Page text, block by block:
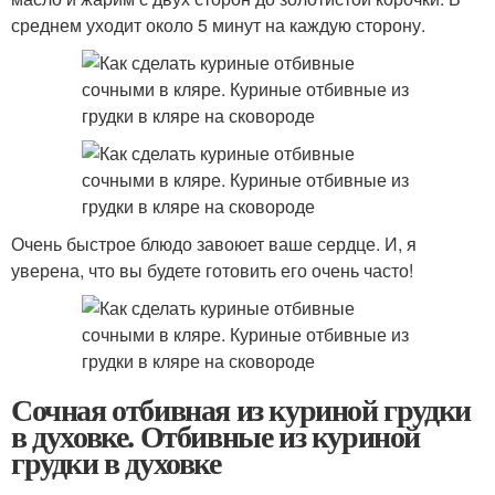
среднем уходит около 5 минут на каждую сторону.
Очень быстрое блюдо завоюет ваше сердце. И, я
уверена, что вы будете готовить его очень часто!
Сочная отбивная из куриной грудки
в духовке. Отбивные из куриной
грудки в духовке